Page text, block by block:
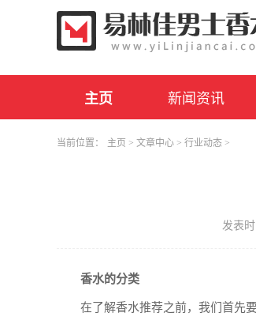
主页 新闻资讯
当前位置： 主页 > 文章中心 > 行业动态 >
发表时
香水的分类
在了解香水推荐之前，我们首先